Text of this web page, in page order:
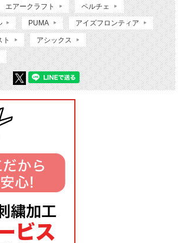
エアークラフト ペルチェ
PUMA アイズフロンティア
ト アシックス